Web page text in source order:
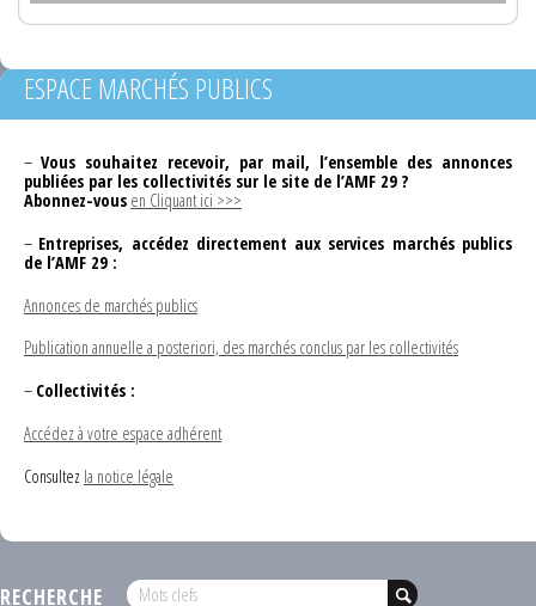
ESPACE MARCHÉS PUBLICS
– Vous souhaitez recevoir, par mail, l’ensemble des annonces
publiées par les collectivités sur le site de l’AMF 29 ?
Abonnez-vous en Cliquant ici >>>
– Entreprises, accédez directement aux services marchés publics
de l’AMF 29 :
Annonces de marchés publics
Publication annuelle a posteriori, des marchés conclus par les collectivités
– Collectivités :
Accédez à votre espace adhérent
Consultez la notice légale
RECHERCHE